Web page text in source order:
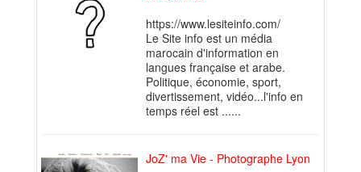
https://www.lesiteinfo.com/
Le Site info est un média
marocain d'information en
langues française et arabe.
Politique, économie, sport,
divertissement, vidéo...l'info en
temps réel est ......
JoZ' ma Vie - Photographe Lyon